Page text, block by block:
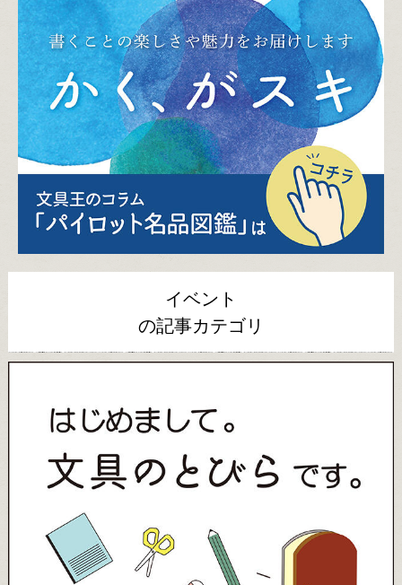
イベント
の記事カテゴリ